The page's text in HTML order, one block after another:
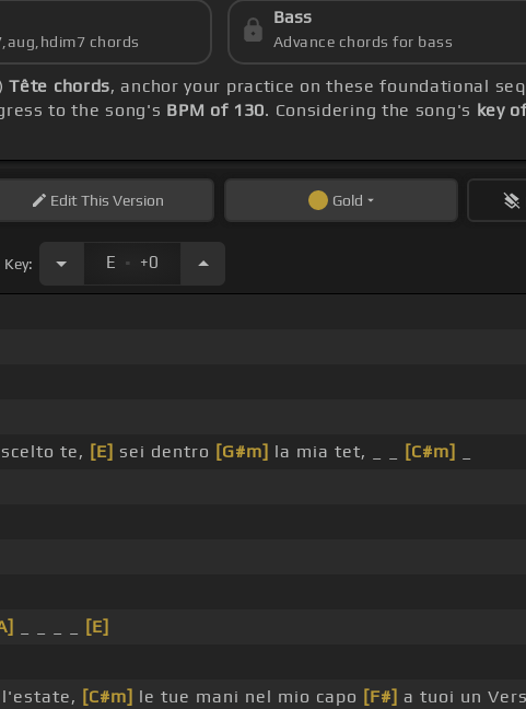
chords
Bass
Advance chords for bass
Tête chords, anchor your practice on these foundational
to the song's BPM of 130. Considering the song's key
EditThis Version Gold
Key: E . +0
te, [E] sei dentro [G#m] la mia tet, _ _ [C#m]
[E]
[C#m] le tue mani nel mio capo [F#] a tuoi un